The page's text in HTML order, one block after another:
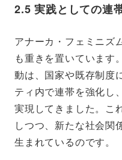
2.5 実践としての連
アナーカ・フェミニズ
も重きを置いています
動は、国家や既存制度
ティ内で連帯を強化し
実現してきました。こ
しつつ、新たな社会関
生まれているのです。